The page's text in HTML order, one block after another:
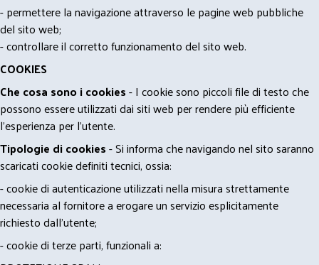
- permettere la navigazione attraverso le pagine web pubbliche
del sito web;
- controllare il corretto funzionamento del sito web.
COOKIES
Che cosa sono i cookies- I cookie sono piccoli file di testo che
possono essere utilizzati dai siti web per rendere più efficiente
l'esperienza per l'utente.
Tipologie di cookies- Si informa che navigando nel sito saranno
scaricati cookie definiti tecnici, ossia:
- cookie di autenticazione utilizzati nella misura strettamente
necessaria al fornitore a erogare un servizio esplicitamente
richiesto dall'utente;
- cookie di terze parti, funzionali a: